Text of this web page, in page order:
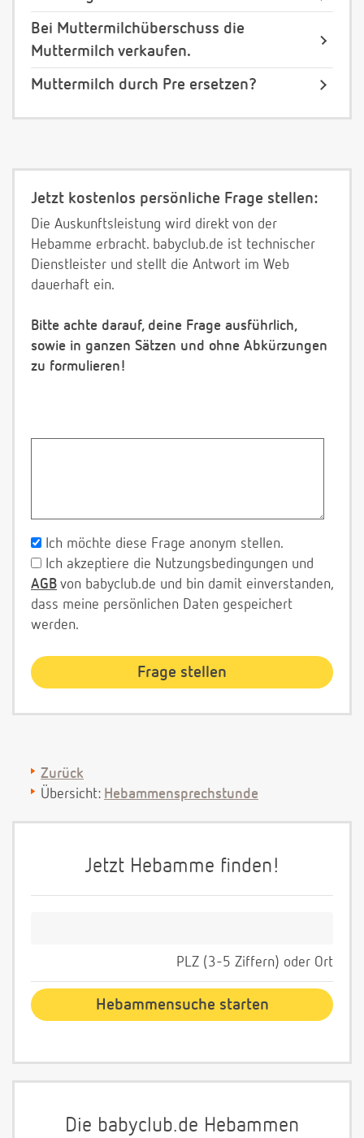
Bei Muttermilchüberschuss die
Muttermilch verkaufen.
Muttermilch durch Pre ersetzen?
Jetzt kostenlos persönliche Frage stellen:
Die Auskunftsleistung wird direkt von der
Hebamme erbracht. babyclub.de ist technischer
Dienstleister und stellt die Antwort im Web
dauerhaft ein.
Bitte achte darauf, deine Frage ausführlich,
sowie in ganzen Sätzen und ohne Abkürzungen
zu formulieren!
Ich möchte diese Frage anonym stellen.
Ich akzeptiere die Nutzungsbedingungen und
AGB von babyclub.de und bin damit einverstanden,
dass meine persönlichen Daten gespeichert
werden.
Zurück
Übersicht: Hebammensprechstunde
Jetzt Hebamme finden!
PLZ (3-5 Ziffern) oder Ort
Die babyclub.de Hebammen